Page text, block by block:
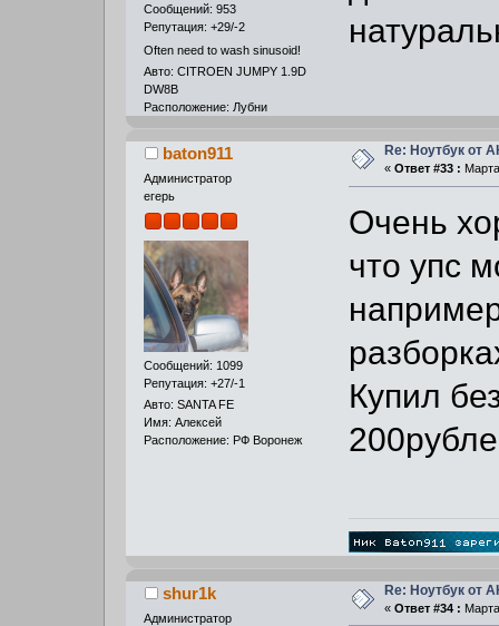
Сообщений: 953
Репутация: +29/-2
Often need to wash sinusoid!
Авто: CITROEN JUMPY 1.9D
DW8B
Расположение: Лубни
baton911
Администратор
егерь
Сообщений: 1099
Репутация: +27/-1
Авто: SANTA FE
Имя: Алексей
Расположение: РФ Воронеж
Re: Ноутбук от
« Ответ #33 :
Очень
что упс
Купил
shur1k
Администратор
Re: Ноутбук от
« Ответ #34 :